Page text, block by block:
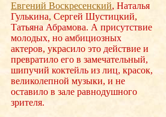
Евгений Воскресенский, Наталья
Гулькина, Сергей Шустицкий,
Татьяна Абрамова. А присутствие
молодых, но амбициозных
актеров, украсило это действие и
превратило его в замечательный,
шипучий коктейль из лиц, красок,
великолепной музыки, и не
оставило в зале равнодушного
зрителя.